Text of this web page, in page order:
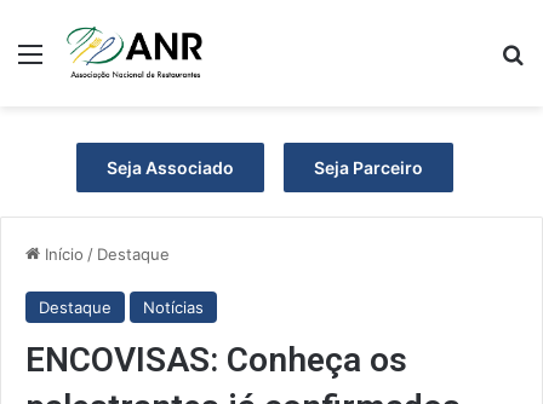
Menu
Seja Associado Seja Parceiro
Início / Destaque
Destaque Notícias
ENCOVISAS: Conheça os